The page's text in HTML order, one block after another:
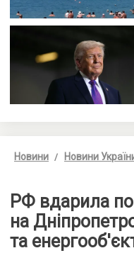
Новини Новини
РФ вдарила по
на
та